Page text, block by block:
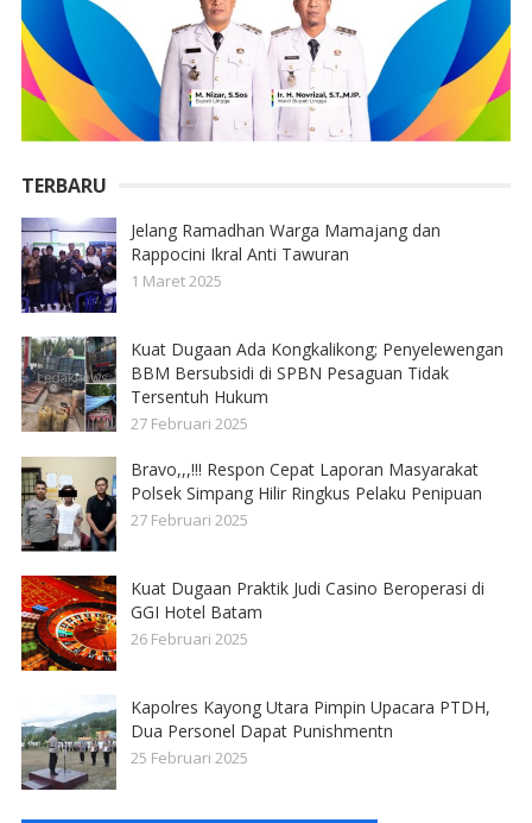
TERBARU
Jelang Ramadhan Warga Mamajang dan
Rappocini Ikral Anti Tawuran
1 Maret 2025
Kuat Dugaan Ada Kongkalikong; Penyelewengan
BBM Bersubsidi di SPBN Pesaguan Tidak
Tersentuh Hukum
27 Februari 2025
Bravo,,,!!! Respon Cepat Laporan Masyarakat
Polsek Simpang Hilir Ringkus Pelaku Penipuan
27 Februari 2025
Kuat Dugaan Praktik Judi Casino Beroperasi di
GGI Hotel Batam
26 Februari 2025
Kapolres Kayong Utara Pimpin Upacara PTDH,
Dua Personel Dapat Punishmentn
25 Februari 2025